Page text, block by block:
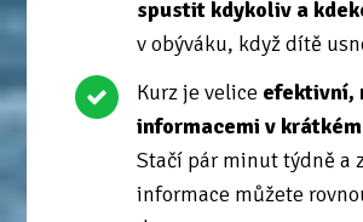
spustit kdykoliv a
v obýváku, když dítě
Kurz je velice efektivní,
informacemi v
Stačí pár minut týdně a
informace můžete